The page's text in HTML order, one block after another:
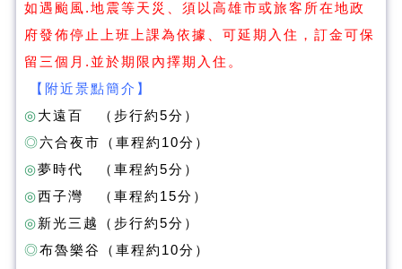
如遇颱風.地震等天災、須以高雄市或旅客所在地政
府發佈停止上班上課為依據、可延期入住，訂金可保
留三個月.並於期限內擇期入住。
【附近景點簡介】
◎大遠百 （步行約5分）
◎六合夜市（車程約10分）
◎夢時代 （車程約5分）
◎西子灣 （車程約15分）
◎新光三越（步行約5分）
◎布魯樂谷（車程約10分）